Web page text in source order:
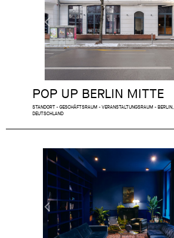
POP UP BERLIN MITTE
STANDORT - GESCHÄFTSRAUM - VERANSTALTUNGSRAUM - BERLIN,
DEUTSCHLAND